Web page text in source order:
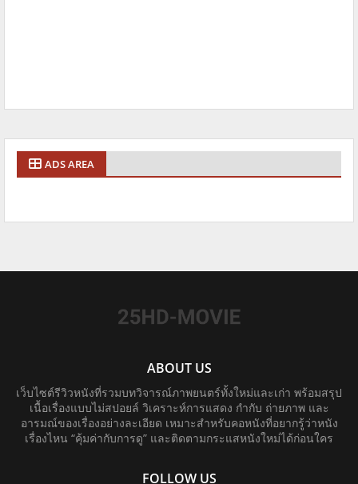
ADS AREA
ABOUT US
เว็บไซต์รีวิวหนังที่รวมบทวิจารณ์ภาพยนตร์ทั้งใหม่และเก่า พร้อมสรุป
เนื้อเรื่องแบบไม่สปอยล์ วิเคราะห์การแสดง กำกับ ถ่ายภาพ และ
อารมณ์ของเรื่องอย่างละเอียด เหมาะสำหรับคอหนังที่อยากรู้ว่าหนัง
เรื่องไหน “คุ้มค่ากับการดู” และติดตามกระแสหนังใหม่ได้ก่อนใคร
FOLLOW US